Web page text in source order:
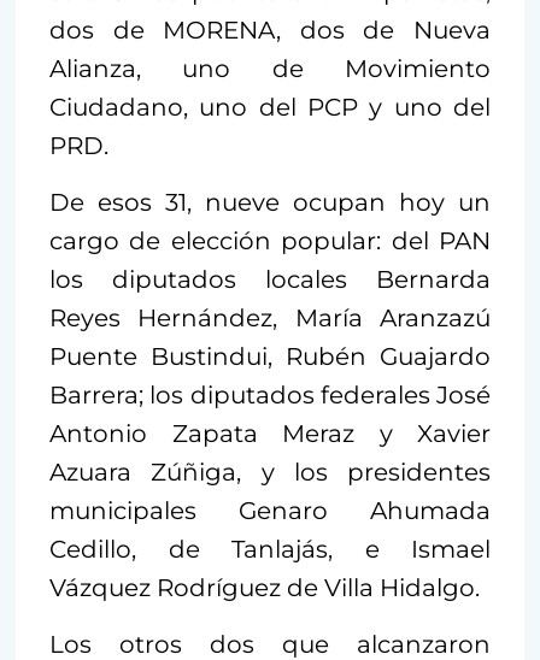
dos de MORENA, dos de Nueva
Alianza, uno de Movimiento
Ciudadano, uno del PCP y uno del
PRD.
De esos 31, nueve ocupan hoy un
cargo de elección popular: del PAN
los diputados locales Bernarda
Reyes Hernández, María Aranzazú
Puente Bustindui, Rubén Guajardo
Barrera; los diputados federales José
Antonio Zapata Meraz y Xavier
Azuara Zúñiga, y los presidentes
municipales Genaro Ahumada
Cedillo, de Tanlajás, e Ismael
Vázquez Rodríguez de Villa Hidalgo.
Los otros dos que alcanzaron